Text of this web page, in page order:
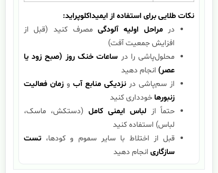
نکات طلایی برای استفاده از ایمیداکلوپراید:
درمراحل اولیه آلودگیمصرف کنید (قبل از
افزایش جمعیت آفت)
محلول‌پاشی را در ساعات خنک روز (صبح زود یا
عصر) انجام دهید
از سم‌پاشی در نزدیکی منابع آب وزمان فعالیت
زنبورهاخودداری کنید
حتماً از لباس ایمنی کامل(دستکش، ماسک،
لباس) استفاده کنید
قبل از اختلاط با سایر سموم و کودها،تست
سازگاریانجام دهید